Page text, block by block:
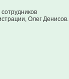
Олег Денисов.